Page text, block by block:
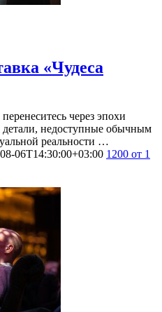
«Чудеса
через эпохи
недоступные обычным
реальности …
06T14:30:00+03:00 1200 от 1